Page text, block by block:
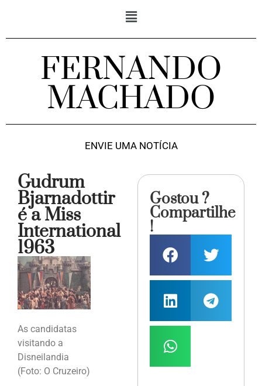
FERNANDO
MACHADO
ENVIE UMA NOTÍCIA
Gudrum
Bjarnadottir
é a Miss
International
1963
As candidatas
visitando a
Disneilandia
(Foto: O Cruzeiro)
Gostou ?
Compartilhe
!